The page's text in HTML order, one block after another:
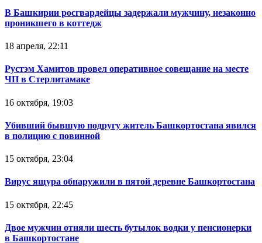
В Башкирии росгвардейцы задержали мужчину, незаконно
проникшего в коттедж
18 апреля, 22:11
Рустэм Хамитов провел оперативное совещание на месте
ЧП в Стерлитамаке
16 октября, 19:03
Убивший бывшую подругу житель Башкортостана явился
в полицию с повинной
15 октября, 23:04
Вирус ящура обнаружили в пятой деревне Башкортостана
15 октября, 22:45
Двое мужчин отняли шесть бутылок водки у пенсионерки
в Башкортостане